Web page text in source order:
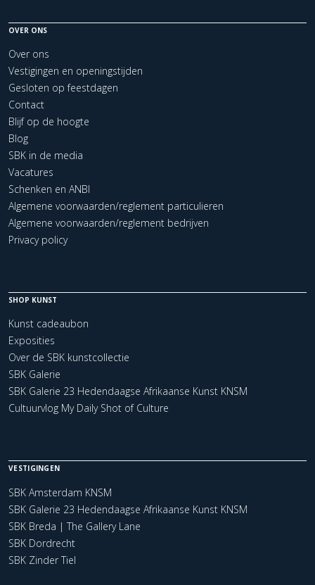
OVER ONS
Over ons
Vestigingen en openingstijden
Gesloten op feestdagen
Contact
Blijf op de hoogte
Blog
SBK in de media
Vacatures
Schenken en ANBI
Algemene voorwaarden/reglement particulieren
Algemene voorwaarden/reglement bedrijven
Privacy policy
SHOP KUNST
Kunst cadeaubon
Exposities
Over de SBK kunstcollectie
SBK Galerie
SBK Galerie 23 Hedendaagse Afrikaanse Kunst KNSM
Cultuurvlog My Daily Shot of Culture
VESTIGINGEN
SBK Amsterdam KNSM
SBK Galerie 23 Hedendaagse Afrikaanse Kunst KNSM
SBK Breda | The Gallery Lane
SBK Dordrecht
SBK Zinder Tiel